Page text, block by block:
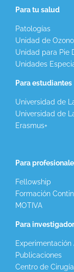
Para tu salud
Patologías
Unidad de
Unidad para Pie
Unidades
Para estudiantes
Universidad de
Universidad de
Erasmus+
Para
Fellowship
Formación
MOTIVA
Para
Experimentación
Publicaciones
Centro de